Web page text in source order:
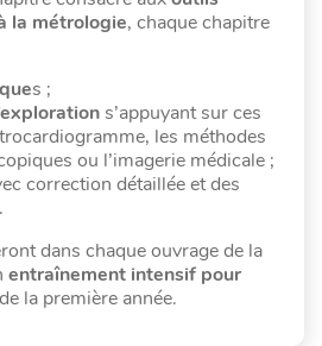
la métrologie, chaque chapitre
s ;
s’appuyant sur ces
les méthodes
ou l’imagerie médicale ;
correction détaillée et des
dans chaque ouvrage de la
entraînement intensif pour
de la première année.